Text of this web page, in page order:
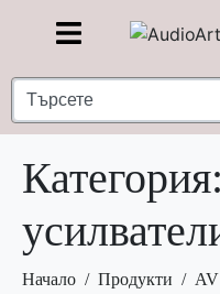
Категория:
Начало Продукти